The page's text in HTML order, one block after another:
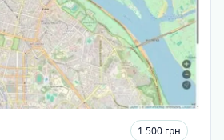
1 500 грн